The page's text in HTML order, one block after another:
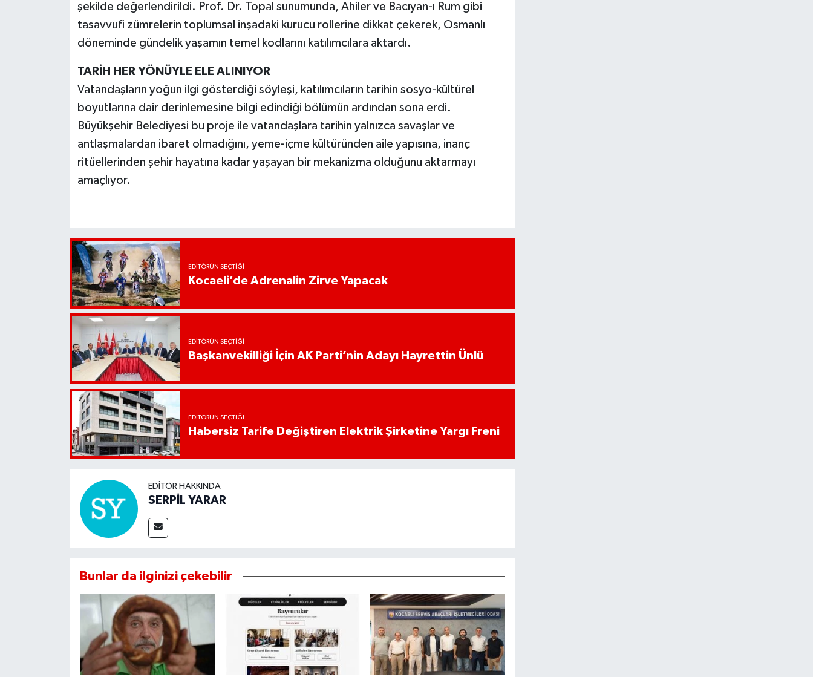
şekilde değerlendirildi. Prof. Dr. Topal sunumunda, Ahiler ve Bacıyan-ı Rum gibi
tasavvufi zümrelerin toplumsal inşadaki kurucu rollerine dikkat çekerek, Osmanlı
döneminde gündelik yaşamın temel kodlarını katılımcılara aktardı.
TARİH HER YÖNÜYLE ELE ALINIYOR
Vatandaşların yoğun ilgi gösterdiği söyleşi, katılımcıların tarihin sosyo-kültürel
boyutlarına dair derinlemesine bilgi edindiği bölümün ardından sona erdi.
Büyükşehir Belediyesi bu proje ile vatandaşlara tarihin yalnızca savaşlar ve
antlaşmalardan ibaret olmadığını, yeme-içme kültüründen aile yapısına, inanç
ritüellerinden şehir hayatına kadar yaşayan bir mekanizma olduğunu aktarmayı
amaçlıyor.
EDITÖRÜN SEÇTIĞI
Kocaeli’de Adrenalin Zirve Yapacak
EDITÖRÜN SEÇTIĞI
Başkanvekilliği İçin AK Parti’nin Adayı Hayrettin Ünlü
EDITÖRÜN SEÇTIĞI
Habersiz Tarife Değiştiren Elektrik Şirketine Yargı Freni
EDITÖR HAKKINDA
SERPİL YARAR
Bunlar da ilginizi çekebilir